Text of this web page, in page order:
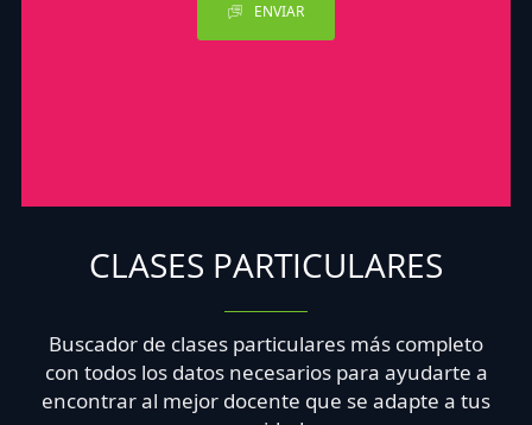
ENVIAR
CLASES PARTICULARES
Buscador de clases particulares más completo
con todos los datos necesarios para ayudarte a
encontrar al mejor docente que se adapte a tus